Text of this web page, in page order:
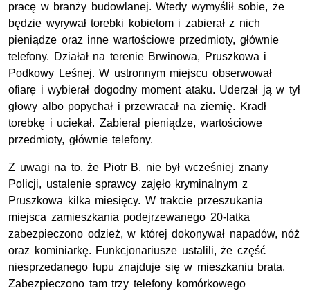
pracę w branży budowlanej. Wtedy wymyślił sobie, że
będzie wyrywał torebki kobietom i zabierał z nich
pieniądze oraz inne wartościowe przedmioty, głównie
telefony. Działał na terenie Brwinowa, Pruszkowa i
Podkowy Leśnej. W ustronnym miejscu obserwował
ofiarę i wybierał dogodny moment ataku. Uderzał ją w tył
głowy albo popychał i przewracał na ziemię. Kradł
torebkę i uciekał. Zabierał pieniądze, wartościowe
przedmioty, głównie telefony.
Z uwagi na to, że Piotr B. nie był wcześniej znany
Policji, ustalenie sprawcy zajęło kryminalnym z
Pruszkowa kilka miesięcy. W trakcie przeszukania
miejsca zamieszkania podejrzewanego 20-latka
zabezpieczono odzież, w której dokonywał napadów, nóż
oraz kominiarkę. Funkcjonariusze ustalili, że część
niesprzedanego łupu znajduje się w mieszkaniu brata.
Zabezpieczono tam trzy telefony komórkowego